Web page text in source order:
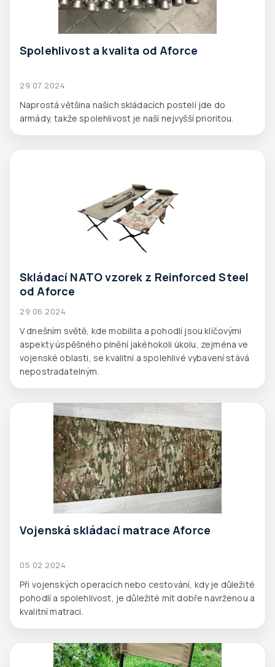
Spolehlivost a kvalita od Aforce
29 07 2024
Naprostá většina našich skládacích postelí jde do
armády, takže spolehlivost je naší nejvyšší prioritou.
Skládací NATO vzorek z Reinforced Steel
od Aforce
29 06 2024
V dnešním světě, kde mobilita a pohodlí jsou klíčovými
aspekty úspěšného plnění jakéhokoli úkolu, zejména ve
vojenské oblasti, se kvalitní a spolehlivé vybavení stává
nepostradatelným.
Vojenská skládací matrace Aforce
05 02 2024
Při vojenských operacích nebo cestování, kdy je důležité
pohodlí a spolehlivost, je důležité mít dobře navrženou a
kvalitní matraci.